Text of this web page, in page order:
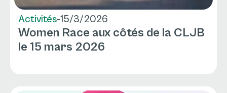
Activités-15/3/2026
Women Race aux côtés de la CLJB
le 15 mars 2026